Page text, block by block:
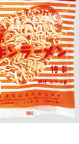
replikájába,